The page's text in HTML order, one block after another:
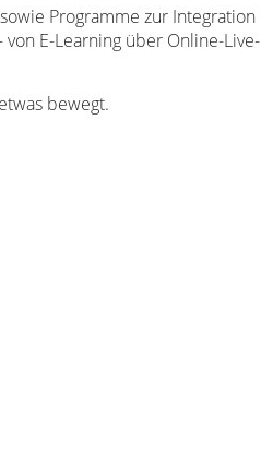
Programme zur Integration
E-Learning über Online-Live-
bewegt.